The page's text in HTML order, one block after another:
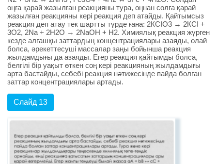
оңға қарай жазылған реакцияны тура, оңнан солға қарай
жазылған реакцияны кері реакция деп атайды. Қайтымсыз
реакция деп атау тек шартты түрде ғана: 2КСІО3 → 2КСІ +
3О2, 2Na + 2H2O → 2NaOH + H2. Химиялық реакция жүрген
кезде алғашқы заттардың концентрациялары азаяды, олай
болса, әрекеттесуші массалар заңы бойынша реакция
жылдамдығы да азаяды. Егер реакция қайтымды болса,
белгілі бір уақыт өткен соң кері реакцияның жылдамдығы
арта бастайды, себебі реакция нәтижесінде пайда болған
заттар концентрациялары артады.
Слайд 13